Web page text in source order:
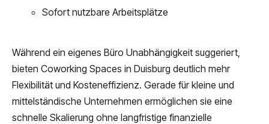
Sofort nutzbare Arbeitsplätze
Während ein eigenes Büro Unabhängigkeit suggeriert,
bieten Coworking Spaces in Duisburg deutlich mehr
Flexibilität und Kosteneffizienz. Gerade für kleine und
mittelständische Unternehmen ermöglichen sie eine
schnelle Skalierung ohne langfristige finanzielle